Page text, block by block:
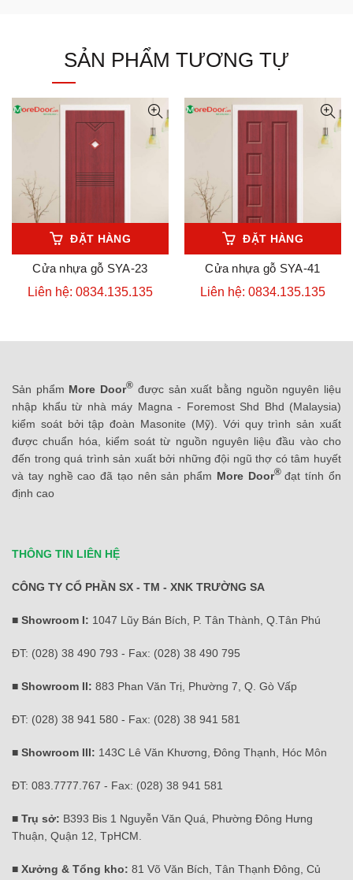
SẢN PHẨM TƯƠNG TỰ
ĐẶT HÀNG
Cửa nhựa gỗ SYA-23
Liên hệ: 0834.135.135
ĐẶT HÀNG
Cửa nhựa gỗ SYA-41
Liên hệ: 0834.135.135
Sản phẩm More Door® được sản xuất bằng nguồn nguyên liệu
nhập khẩu từ nhà máy Magna - Foremost Shd Bhd (Malaysia)
kiểm soát bởi tập đoàn Masonite (Mỹ). Với quy trình sản xuất
được chuẩn hóa, kiểm soát từ nguồn nguyên liệu đầu vào cho
đến trong quá trình sản xuất bởi những đội ngũ thợ có tâm huyết
và tay nghề cao đã tạo nên sản phẩm More Door® đạt tính ổn
định cao
THÔNG TIN LIÊN HỆ
CÔNG TY CỔ PHẦN SX - TM - XNK TRƯỜNG SA
■ Showroom I: 1047 Lũy Bán Bích, P. Tân Thành, Q.Tân Phú
ĐT: (028) 38 490 793 - Fax: (028) 38 490 795
■ Showroom II: 883 Phan Văn Trị, Phường 7, Q. Gò Vấp
ĐT: (028) 38 941 580 - Fax: (028) 38 941 581
■ Showroom III: 143C Lê Văn Khương, Đông Thạnh, Hóc Môn
ĐT: 083.7777.767 - Fax: (028) 38 941 581
■ Trụ sở: B393 Bis 1 Nguyễn Văn Quá, Phường Đông Hưng
Thuận, Quận 12, TpHCM.
■ Xưởng & Tổng kho: 81 Võ Văn Bích, Tân Thạnh Đông, Củ